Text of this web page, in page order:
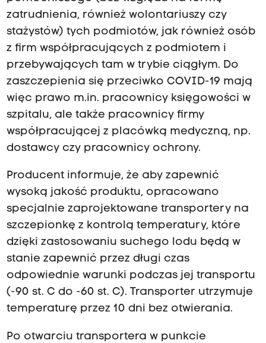
zatrudnienia, również wolontariuszy czy
stażystów) tych podmiotów, jak również osób
z firm współpracujących z podmiotem i
przebywających tam w trybie ciągłym. Do
zaszczepienia się przeciwko COVID-19 mają
więc prawo m.in. pracownicy księgowości w
szpitalu, ale także pracownicy firmy
współpracującej z placówką medyczną, np.
dostawcy czy pracownicy ochrony.
Producent informuje, że aby zapewnić
wysoką jakość produktu, opracowano
specjalnie zaprojektowane transportery na
szczepionkę z kontrolą temperatury, które
dzięki zastosowaniu suchego lodu będą w
stanie zapewnić przez długi czas
odpowiednie warunki podczas jej transportu
(-90 st. C do -60 st. C). Transporter utrzymuje
temperaturę przez 10 dni bez otwierania.
Po otwarciu transportera w punkcie